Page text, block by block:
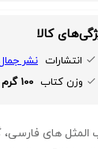
کالا
انتشارات نشر
وزن کتاب 100 گرم
های فارسی،